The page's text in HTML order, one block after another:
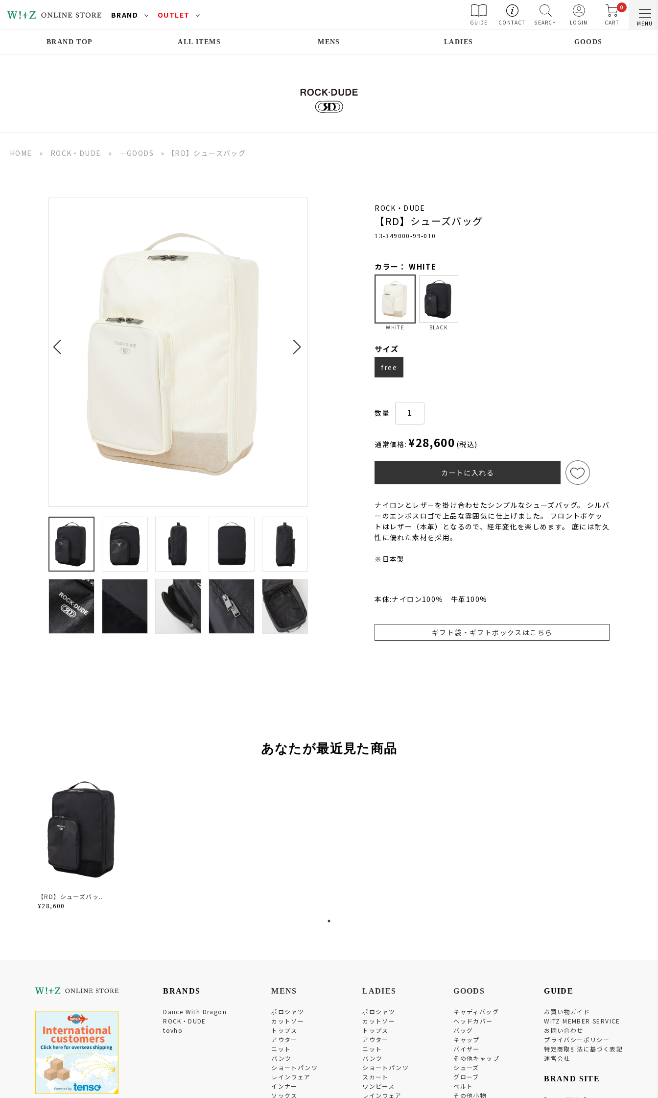
BRAND OUTLET
GUIDE CONTACT SEARCH LOGIN
0
CART MENU
BRAND TOP ALL ITEMS MENS LADIES GOODS
HOME » ROCK・DUDE » ―GOODS » 【RD】シューズバッグ
ROCK・DUDE
【RD】シューズバッグ
13-349000-99-010
カラー： WHITE
WHITE BLACK
サイズ
free
数量
通常価格: ¥28,600 (税込)
カートに入れる
ナイロンとレザーを掛け合わせたシンプルなシューズバッグ。 シルバ
ーのエンボスロゴで上品な雰囲気に仕上げました。 フロントポケッ
トはレザー（本革）となるので、経年変化を楽しめます。 底には耐久
性に優れた素材を採用。
※日本製
本体:ナイロン100％ 牛革100%
ギフト袋・ギフトボックスはこちら
あなたが最近見た商品
【RD】シューズバッ...
¥28,600
BRANDS
Dance With Dragon
ROCK・DUDE
tovho
MENS
ポロシャツ
カットソー
トップス
アウター
ニット
パンツ
ショートパンツ
レインウェア
インナー
ソックス
LADIES
ポロシャツ
カットソー
トップス
アウター
ニット
パンツ
ショートパンツ
スカート
ワンピース
レインウェア
GOODS
キャディバッグ
ヘッドカバー
バッグ
キャップ
バイザー
その他キャップ
シューズ
グローブ
ベルト
その他小物
GUIDE
お買い物ガイド
WITZ MEMBER SERVICE
お問い合わせ
プライバシーポリシー
特定商取引法に基づく表記
運営会社
BRAND SITE